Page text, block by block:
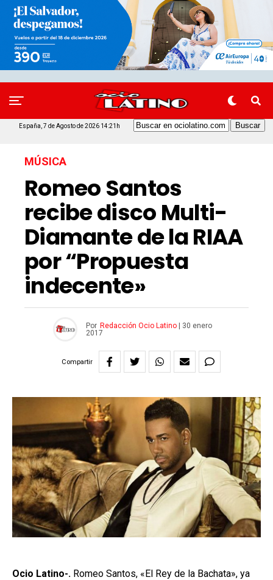
España, 7 de Agosto de 2026 14:21h
MÚSICA
Romeo Santos
recibe disco Multi-
Diamante de la RIAA
por “Propuesta
indecente»
Por Redacción Ocio Latino
30 enero
2017
Compartir
Ocio Latino-. Romeo Santos, «El Rey de la Bachata», ya